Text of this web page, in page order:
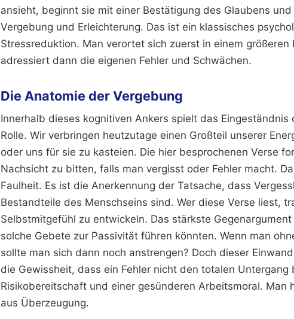
ansieht, beginnt sie mit einer Bestätigung des Glaubens
Vergebung und Erleichterung. Das ist ein klassisches
Stressreduktion. Man verortet sich zuerst in einem größeren
adressiert dann die eigenen Fehler und Schwächen.
Die Anatomie der Vergebung
Innerhalb dieses kognitiven Ankers spielt das
Rolle. Wir verbringen heutzutage einen Großteil unserer
oder uns für sie zu kasteien. Die hier besprochenen Verse
Nachsicht zu bitten, falls man vergisst oder Fehler macht.
Faulheit. Es ist die Anerkennung der Tatsache, dass
Bestandteile des Menschseins sind. Wer diese Verse liest,
Selbstmitgefühl zu entwickeln. Das stärkste
solche Gebete zur Passivität führen könnten. Wenn man
sollte man sich dann noch anstrengen? Doch dieser
die Gewissheit, dass ein Fehler nicht den totalen
Risikobereitschaft und einer gesünderen Arbeitsmoral. Man
aus Überzeugung.